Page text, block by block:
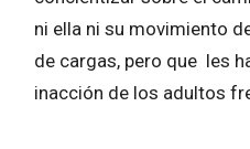
ni ella ni su movimiento
de cargas, pero que les
inacción de los adultos